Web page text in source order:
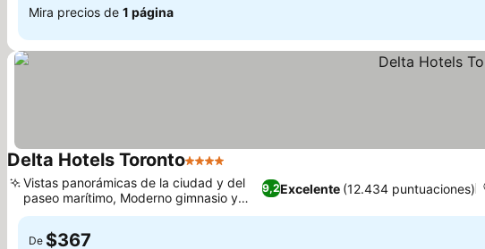
Mira precios de 1 página
Delta Hotels Toronto4 Estrellas
9,2Excelente (12.434 puntuaciones)
Vistas panorámicas de la ciudad y del
paseo marítimo, Moderno gimnasio y
piscina cubierta.
De $367